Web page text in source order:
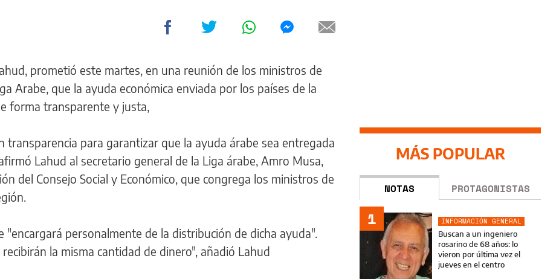
prometió este martes, en una reunión de los ministros de
Arabe, que la ayuda económica enviada por los países de la
forma transparente y justa,
transparencia para garantizar que la ayuda árabe sea entregada
Lahud al secretario general de la Liga árabe, Amro Musa,
del Consejo Social y Económico, que congrega los ministros de
"encargará personalmente de la distribución de dicha ayuda".
la misma cantidad de dinero", añadió Lahud
MÁS POPULAR
NOTAS PROTAGONISTAS
1
INFORMACIÓN GENERAL
Buscan a un ingeniero
rosarino de 68 años: lo
vieron por última vez el
jueves en el centro